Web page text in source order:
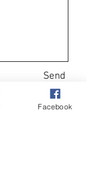
Send
Facebook